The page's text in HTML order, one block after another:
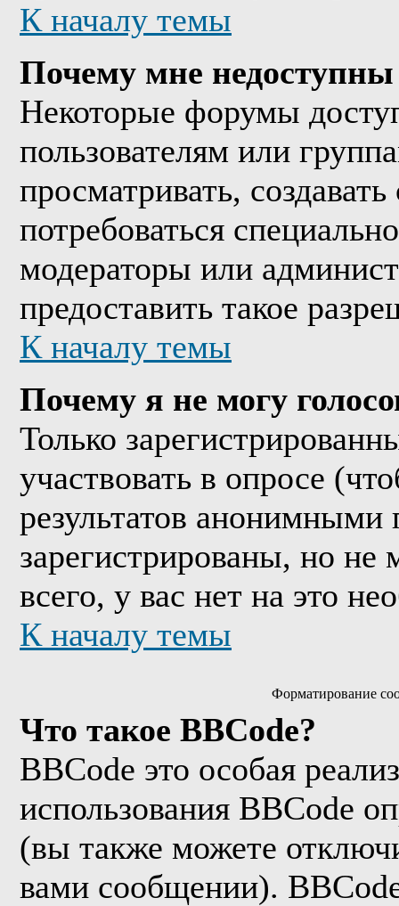
К началу темы
Почему мне
Некоторые форумы
пользователям или
просматривать,
потребоваться
модераторы или
предоставить такое
К началу темы
Почему я не могу
Только
участвовать в опросе
результатов
зарегистрированы, но не
всего, у вас нет на это
К началу темы
Форматирование
Что такое BBCode?
BBCode это особая
использования BBCode
(вы также можете
вами сообщении).